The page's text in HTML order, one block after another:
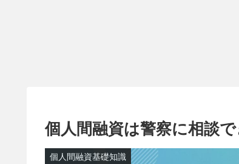
個人間融資は警察に相談
個人間融資基礎知識